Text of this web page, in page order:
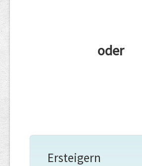
oder
Ersteigern